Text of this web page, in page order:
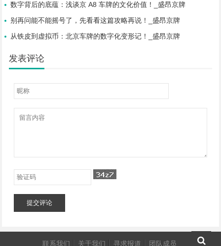
数字背后的底蕴：浅谈京 A8 车牌的文化价值！_盛昂京牌
别再问能不能摇号了，先看看这篇攻略再说！_盛昂京牌
从铁皮到虚拟币：北京车牌的数字化变形记！_盛昂京牌
发表评论
提交评论
联系我们 关于我们 寻求报道 团队成员